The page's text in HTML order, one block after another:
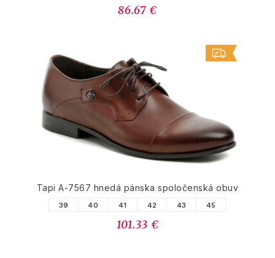
86.67 €
Tapi A-7567 hnedá pánska spoločenská obuv
39 40 41 42 43 45
101.33 €